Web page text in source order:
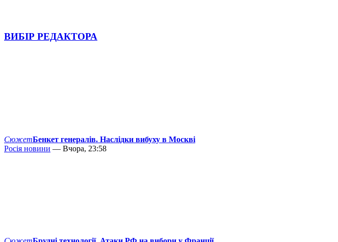
ВИБІР РЕДАКТОРА
СюжетБенкет генералів. Наслідки вибуху в Москві
Росія новини — Вчора, 23:58